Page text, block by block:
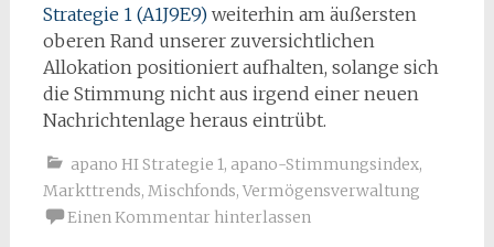
Strategie 1 (A1J9E9)weiterhin am äußersten
oberen Rand unserer zuversichtlichen
Allokation positioniert aufhalten, solange sich
die Stimmung nicht aus irgend einer neuen
Nachrichtenlage heraus eintrübt.
apano HI Strategie 1, apano-Stimmungsindex,
Markttrends, Mischfonds, Vermögensverwaltung
Einen Kommentar hinterlassen